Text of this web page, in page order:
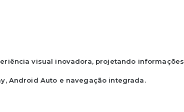
visual inovadora, projetando informações
Android Auto e navegação integrada.